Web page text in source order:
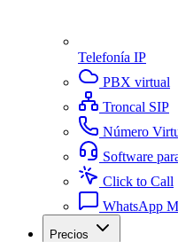
Telefonía IP
PBX virtual
Troncal SIP
Número
Software
Click to Call
WhatsApp
Precios